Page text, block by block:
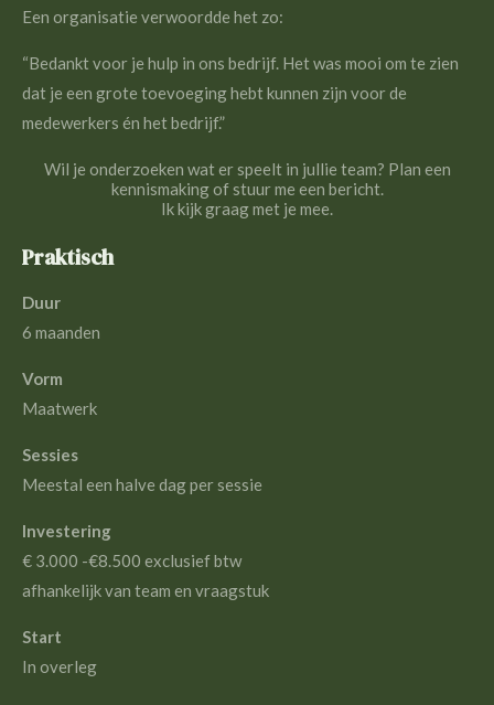
Een organisatie verwoordde het zo:
“Bedankt voor je hulp in ons bedrijf. Het was mooi om te zien
dat je een grote toevoeging hebt kunnen zijn voor de
medewerkers én het bedrijf.”
Wil je onderzoeken wat er speelt in jullie team? Plan een
kennismaking of stuur me een bericht.
Ik kijk graag met je mee.
Praktisch
Duur
6 maanden
Vorm
Maatwerk
Sessies
Meestal een halve dag per sessie
Investering
€ 3.000 -€8.500 exclusief btw
afhankelijk van team en vraagstuk
Start
In overleg